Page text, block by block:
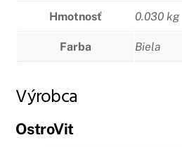
Hmotnosť 0.030 kg
Farba Biela
Výrobca
OstroVit